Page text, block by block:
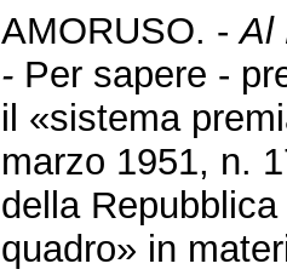
AMORUSO. -Al
- Per sapere -
il «sistema
marzo 1951, n.
della
quadro» in